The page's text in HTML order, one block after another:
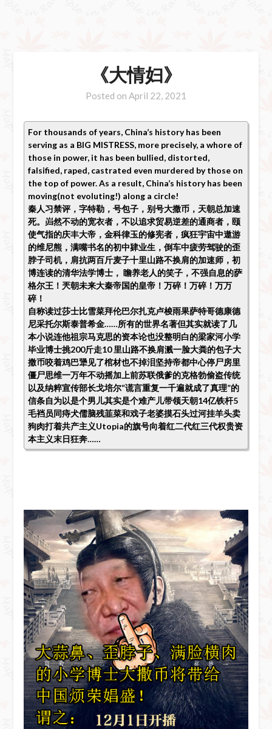
《大情妇》
Posted on April 22, 2021
For thousands of years, China’s history has been
serving as a BIG MISTRESS, more precisely, a whore of
those in power, it has been bullied, distorted,
falsified, raped, castrated even murdered by those on
the top of power. As a result, China’s history has been
moving(not evoluting!) along a circle!
秦人习禁评，字特勒，号包子，别号大撒币，天朝总加速
死。岿然不动的宽衣者，不以追求贸易逆差的通商者，颐
使气指的庆丰大帝，金科律玉的修宪者，疯狂宇宙中遨游
的维尼熊，满嘴书名的初中肄业生，倒车中疲劳驾驶的歪
脖子司机，肩抗两百斤麦子十里山路不换肩的加速师，初
博连读的清华法学博士， 瞻养老人的笑子，不强自息的萨
格尔王！兲朝未来大秦帝国的皇帝！万碎！万碎！万万
碎！
自称读过莎士比雪菜拜伦巴尔扎克卢梭雨果萨特哥德康德
尼采托尔斯泰普希金……所有的世界名著但其实就读了几
本小说连他祖宗马克思的资本论也没整明白的梁家河小学
毕业博士挑200斤走10 里山路不换肩溅一脸大粪的包子大
撒币咬着鸡巴犟见了棺材也不掉泪坚持帝都中心停尸房里
僵尸思维一万年不动摇加上前苏联俄爹的克格勃偷盗传统
以及纳粹宣传部长戈培尔“谎言重复一千遍就成了真理”的
信条自为以是个男儿其实是个难产儿带领天朝14亿铁杆5
毛裆员同痔犬儒脑残韮菜和戏子老婆摸石头过河挂羊头卖
狗肉打着共产主义Utopia的旗号向着红二代红三代权贵资
本主义末日狂奔……